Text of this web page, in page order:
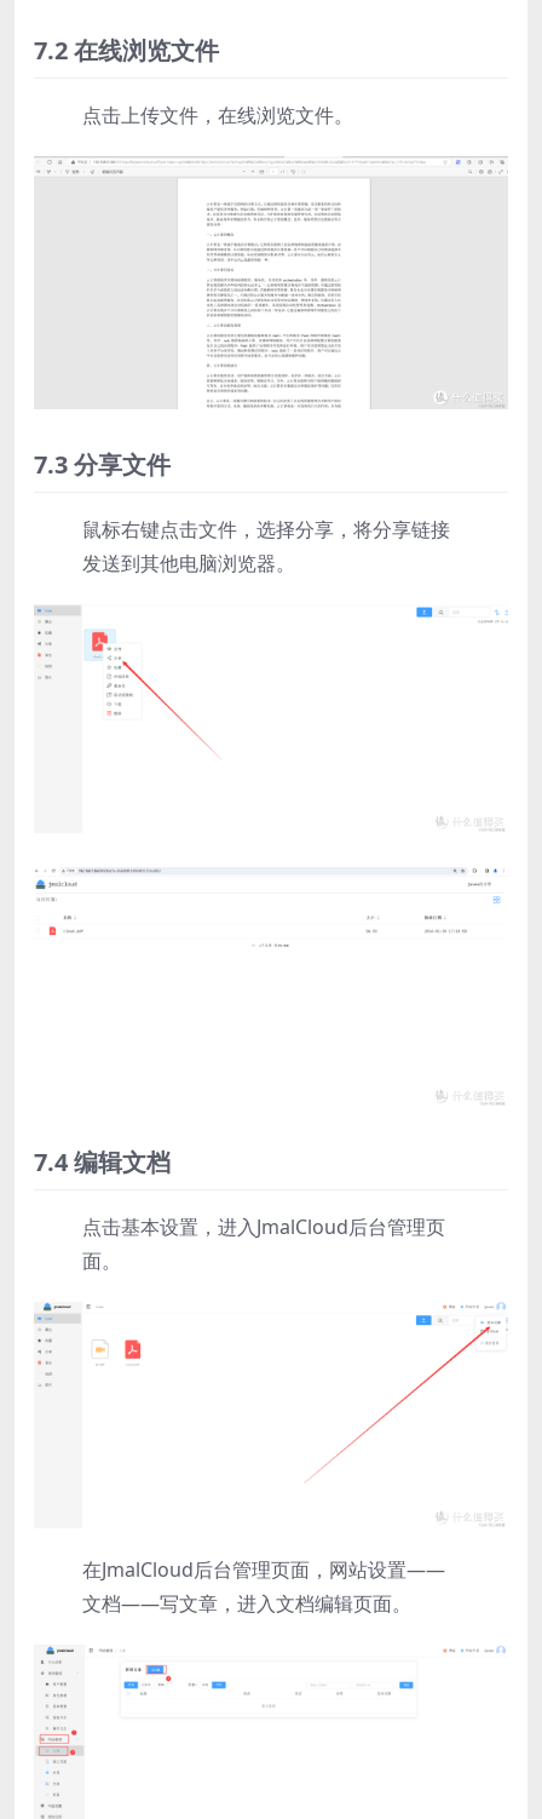
7.2 在线浏览文件
点击上传文件，在线浏览文件。
7.3 分享文件
鼠标右键点击文件，选择分享，将分享链接
发送到其他电脑浏览器。
7.4 编辑文档
点击基本设置，进入JmalCloud后台管理页
面。
在JmalCloud后台管理页面，网站设置——
文档——写文章，进入文档编辑页面。